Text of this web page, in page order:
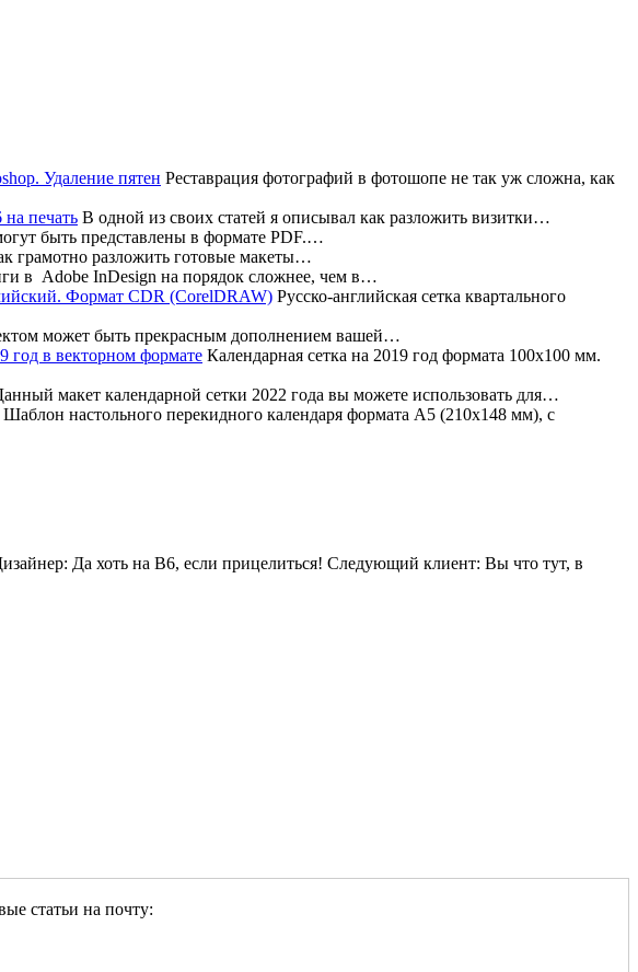
Реставрация фотографий в фотошопе не так уж сложна, как
В одной из своих статей я описывал как разложить визитки…
быть представлены в формате PDF.…
грамотно разложить готовые макеты…
в Adobe InDesign на порядок сложнее, чем в…
Русско-английская сетка квартального
может быть прекрасным дополнением вашей…
Календарная сетка на 2019 год формата 100х100 мм.
макет календарной сетки 2022 года вы можете использовать для…
Шаблон настольного перекидного календаря формата А5 (210х148 мм), с
Да хоть на В6, если прицелиться! Следующий клиент: Вы что тут, в
статьи на почту: